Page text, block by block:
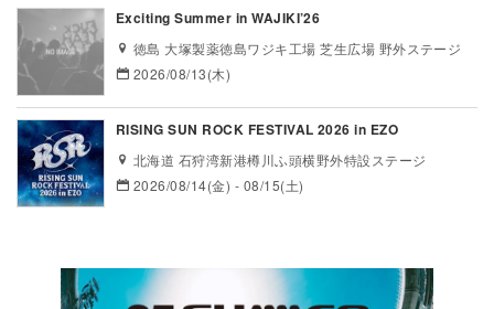
Exciting Summer in WAJIKI’26
徳島 大塚製薬徳島ワジキ工場 芝生広場 野外ステージ
2026/08/13(木)
RISING SUN ROCK FESTIVAL 2026 in EZO
北海道 石狩湾新港樽川ふ頭横野外特設ステージ
2026/08/14(金) - 08/15(土)